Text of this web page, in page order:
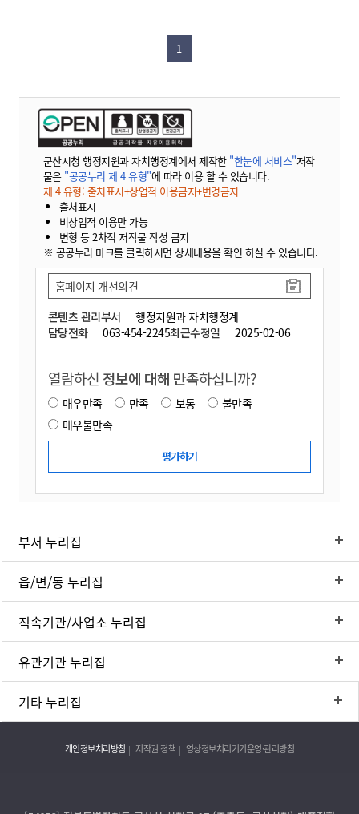
1
군산시청 행정지원과 자치행정계에서 제작한 "한눈에 서비스"저작
물은 "공공누리 제 4 유형"에 따라 이용 할 수 있습니다.
제 4 유형: 출처표시+상업적 이용금지+변경금지
출처표시
비상업적 이용만 가능
변형 등 2차적 저작물 작성 금지
※ 공공누리 마크를 클릭하시면 상세내용을 확인 하실 수 있습니다.
콘텐츠 관리부서
행정지원과 자치행정계
담당전화
063-454-2245최근수정일 2025-02-06
홈페이지 개선의견
열람하신 정보에 대해 만족하십니까?
매우만족 만족 보통
불만족
매우불만족
부서 누리집
읍/면/동 누리집
직속기관/사업소 누리집
유관기관 누리집
기타 누리집
개인정보처리방침 저작권 정책 영상정보처리기기운영·관리방침